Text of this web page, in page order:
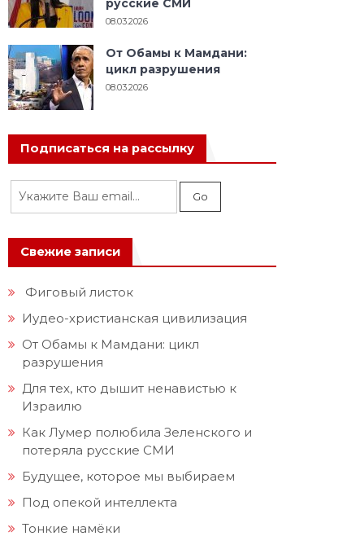
русские СМИ
08.03.2026
От Обамы к Мамдани:
цикл разрушения
08.03.2026
Подписаться на рассылку
Свежие записи
Фиговый листок
Иудео-христианская цивилизация
От Обамы к Мамдани: цикл
разрушения
Для тех, кто дышит ненавистью к
Израилю
Как Лумер полюбила Зеленского и
потеряла русские СМИ
Будущее, которое мы выбираем
Под опекой интеллекта
Тонкие намёки